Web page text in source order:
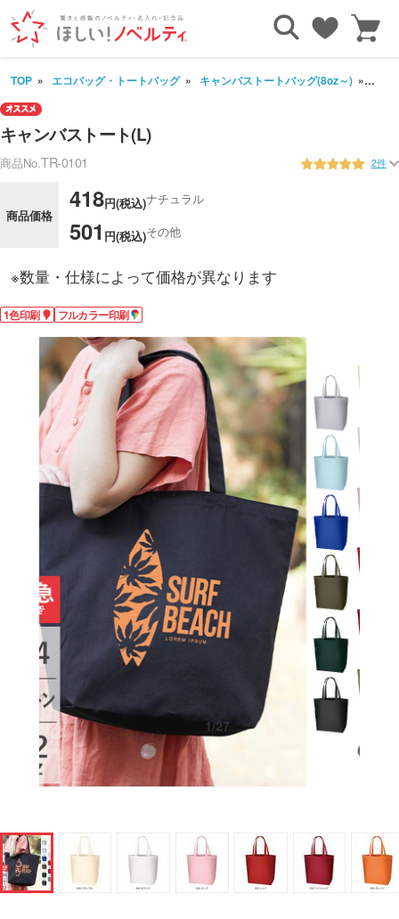
TOP エコバッグ・トートバッグ キャンバストートバッグ(8oz～) キャ
キャンバストート(L)
商品No.TR-0101 2件
商品価格
418円(税込)ナチュラル
501 円(税込)その他
※数量・仕様によって価格が異なります
1色印刷 フルカラー印刷
1/27